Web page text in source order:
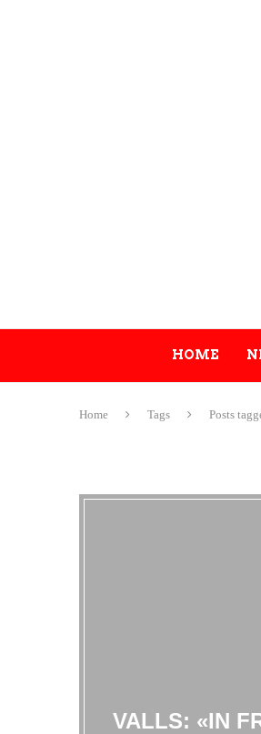
HOME
Home Tags Posts
VALLS: «IN